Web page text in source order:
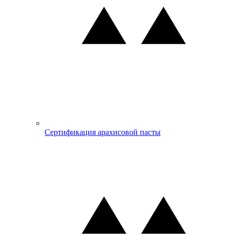
Сертификация арахисовой пасты